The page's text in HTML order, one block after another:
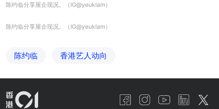
陈约临分享屋企现况。（IG@yeuklam）
陈约临分享屋企现况。（IG@yeuklam）
陈约临 香港艺人动向